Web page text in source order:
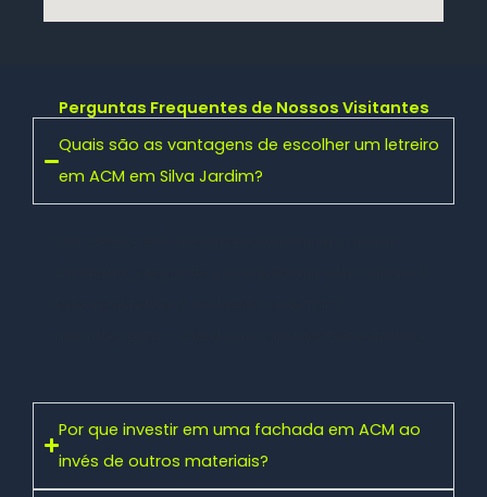
Perguntas Frequentes de Nossos Visitantes
Quais são as vantagens de escolher um letreiro
em ACM em Silva Jardim?
Por que investir em uma fachada em ACM ao
invés de outros materiais?